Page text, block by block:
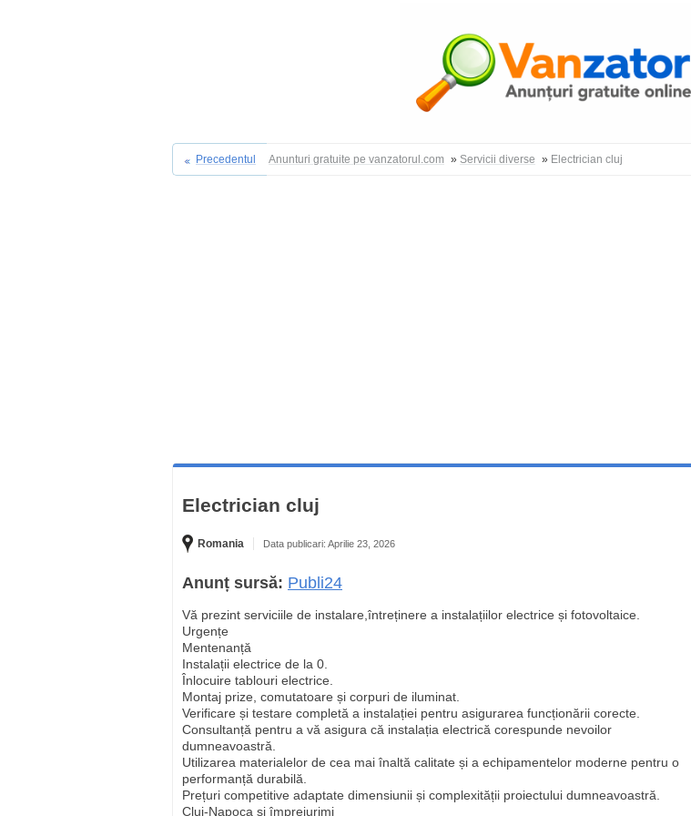
Precedentul Anunturi gratuite pe vanzatorul.com » Servicii diverse » Electrician cluj
Electrician cluj
Romania Data publicari: Aprilie 23, 2026
Anunț sursă: Publi24
Vă prezint serviciile de instalare,întreținere a instalațiilor electrice și fotovoltaice.
Urgențe
Mentenanță
Instalații electrice de la 0.
Înlocuire tablouri electrice.
Montaj prize, comutatoare și corpuri de iluminat.
Verificare și testare completă a instalației pentru asigurarea funcționării corecte.
Consultanță pentru a vă asigura că instalația electrică corespunde nevoilor
dumneavoastră.
Utilizarea materialelor de cea mai înaltă calitate și a echipamentelor moderne pentru o
performanță durabilă.
Prețuri competitive adaptate dimensiunii și complexității proiectului dumneavoastră.
Cluj-Napoca și împrejurimi